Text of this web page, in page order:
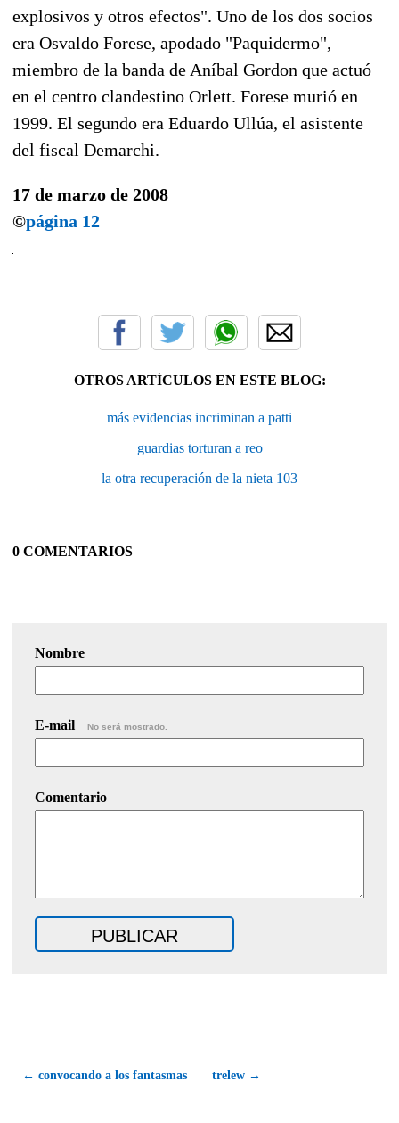
explosivos y otros efectos". Uno de los dos socios
era Osvaldo Forese, apodado "Paquidermo",
miembro de la banda de Aníbal Gordon que actuó
en el centro clandestino Orlett. Forese murió en
1999. El segundo era Eduardo Ullúa, el asistente
del fiscal Demarchi.
17 de marzo de 2008
©página 12
OTROS ARTÍCULOS EN ESTE BLOG:
más evidencias incriminan a patti
guardias torturan a reo
la otra recuperación de la nieta 103
0 COMENTARIOS
Nombre
E-mail No será mostrado.
Comentario
← convocando a los fantasmas trelew →